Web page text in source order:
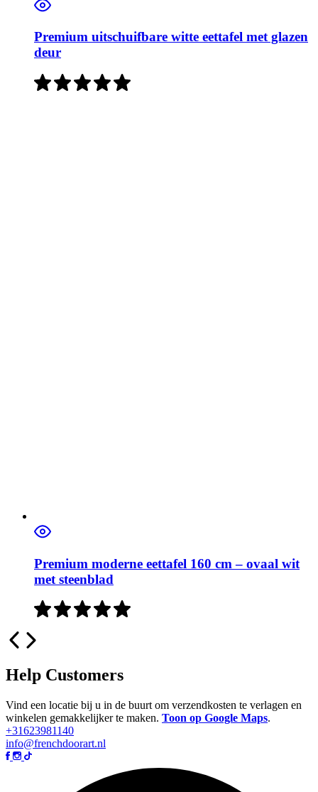
Premium uitschuifbare witte eettafel met glazen
deur
Premium moderne eettafel 160 cm – ovaal wit
met steenblad
Help Customers
Vind een locatie bij u in de buurt om verzendkosten te verlagen en
winkelen gemakkelijker te maken. Toon op Google Maps.
+31623981140
info@frenchdoorart.nl